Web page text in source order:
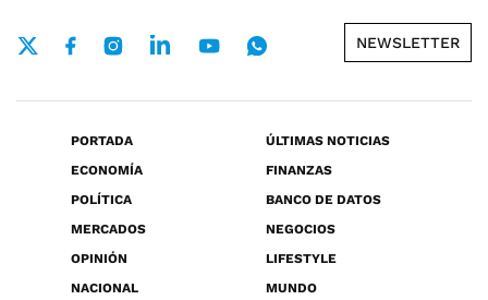
NEWSLETTER
PORTADA
ÚLTIMAS NOTICIAS
ECONOMÍA
FINANZAS
POLÍTICA
BANCO DE DATOS
MERCADOS
NEGOCIOS
OPINIÓN
LIFESTYLE
NACIONAL
MUNDO